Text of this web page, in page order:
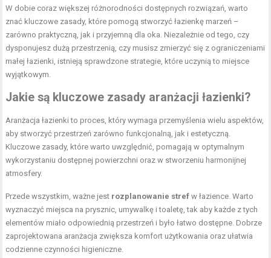
W dobie coraz większej różnorodności dostępnych rozwiązań, warto
znać kluczowe zasady, które pomogą stworzyć łazienkę marzeń –
zarówno praktyczną, jak i przyjemną dla oka. Niezależnie od tego, czy
dysponujesz dużą przestrzenią, czy musisz zmierzyć się z ograniczeniami
małej łazienki, istnieją sprawdzone strategie, które uczynią to miejsce
wyjątkowym.
Jakie są kluczowe zasady aranżacji łazienki?
Aranżacja łazienki to proces, który wymaga przemyślenia wielu aspektów,
aby stworzyć przestrzeń zarówno funkcjonalną, jak i estetyczną.
Kluczowe zasady, które warto uwzględnić, pomagają w optymalnym
wykorzystaniu dostępnej powierzchni oraz w stworzeniu harmonijnej
atmosfery.
Przede wszystkim, ważne jest rozplanowanie stref w łazience. Warto
wyznaczyć miejsca na prysznic, umywalkę i toaletę, tak aby każde z tych
elementów miało odpowiednią przestrzeń i było łatwo dostępne. Dobrze
zaprojektowana aranżacja zwiększa komfort użytkowania oraz ułatwia
codzienne czynności higieniczne.